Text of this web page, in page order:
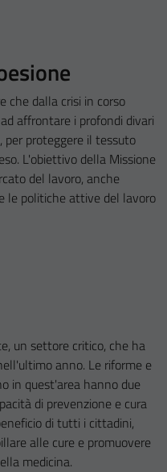
che dalla crisi in corso
affrontare i profondi divari
per proteggere il tessuto
L'obiettivo della Missione
del lavoro, anche
le politiche attive del lavoro
un settore critico, che ha
anno. Le riforme e
in quest'area hanno due
di prevenzione e cura
di tutti i cittadini,
alle cure e promuovere
medicina.
del sito e non
possono
essere
disabilitati.
Questi cookie
non raccolgono
informazioni
personali.
una serie di
servizi esterni
(si veda la
Cookie policy
estesa per i
dettagli) e
possono